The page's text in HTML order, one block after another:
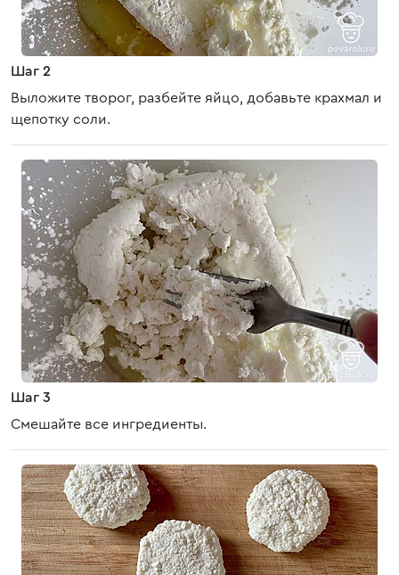
Шаг 2
Выложите творог, разбейте яйцо, добавьте крахмал и
щепотку соли.
Шаг 3
Смешайте все ингредиенты.